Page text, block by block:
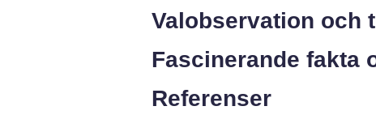
Valobservation och
Fascinerande fakta
Referenser